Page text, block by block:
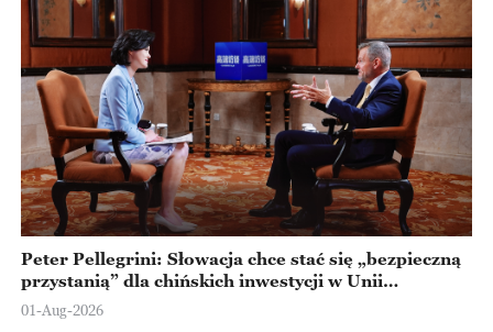
Peter Pellegrini: Słowacja chce stać się „bezpieczną
przystanią” dla chińskich inwestycji w Unii
Europejskiej
01-Aug-2026